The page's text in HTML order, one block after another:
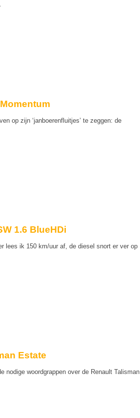
op zijn ‘janboerenfluitjes’ te zeggen: de
1.6 BlueHDi
lees ik 150 km/uur af, de diesel snort er ver op
Estate
nodige woordgrappen over de Renault Talisman